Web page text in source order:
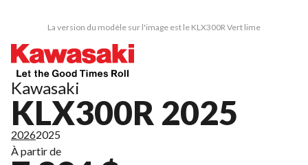
La version du modèle sur l'image est le KLX300R Vert lime
Kawasaki
KLX300R 2025
20262025
À partir de